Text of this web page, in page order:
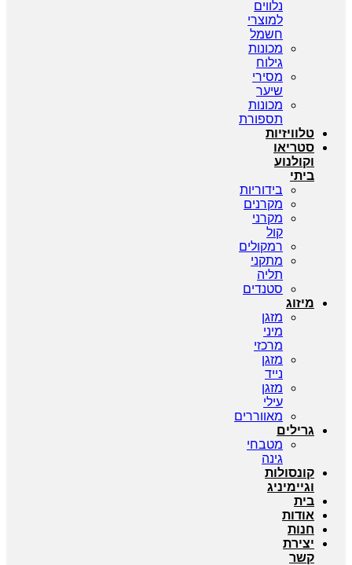
נלווים
למוצרי
חשמל
מכונות
גילוח
מסירי
שיער
מכונות
תספורת
טלוויזיות
סטריאו
וקולנוע
ביתי
בידוריות
מקרנים
מקרני
קול
רמקולים
מתקני
תליה
סטנדים
מיזוג
מזגן
מיני
מרכזי
מזגן
נייד
מזגן
עילי
מאווררים
גרילים
מטבחי
גינה
קונסולות
וגיימיניג
בית
אודות
חנות
יצירת
קשר